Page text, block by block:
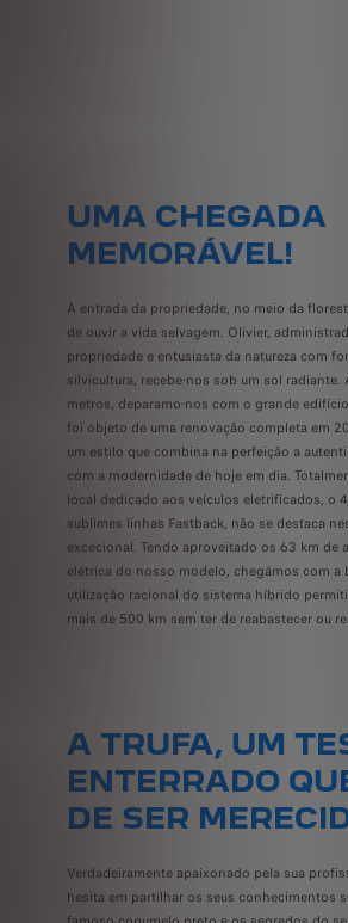
UMA CHEGADA
MEMORÁVEL!
À entrada da propriedade, no meio da
de ouvir a vida selvagem. Olivier,
propriedade e entusiasta da natureza com
silvicultura, recebe-nos sob um sol radiante.
metros, deparamo-nos com o grande
foi objeto de uma renovação completa em
um estilo que combina na perfeição a
com a modernidade de hoje em dia.
local dedicado aos veículos eletrificados, o
sublimes linhas Fastback, não se destaca
excecional. Tendo aproveitado os 63 km de
elétrica do nosso modelo, chegámos com a
utilização racional do sistema híbrido
mais de 500 km sem ter de reabastecer ou
A TRUFA, UM
ENTERRADO
DE SER
Verdadeiramente apaixonado pela sua
hesita em partilhar os seus conhecimentos